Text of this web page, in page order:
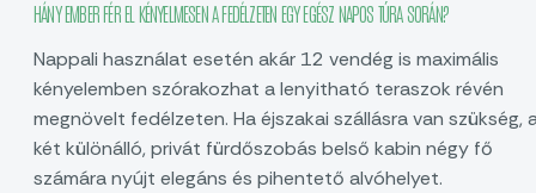
HÁNY EMBER FÉR EL KÉNYELMESEN A FEDÉLZETEN EGY EGÉSZ NAPOS TÚRA SORÁN?
Nappali használat esetén akár 12 vendég is maximális
kényelemben szórakozhat a lenyitható teraszok révén
megnövelt fedélzeten. Ha éjszakai szállásra van szükség,
két különálló, privát fürdőszobás belső kabin négy fő
számára nyújt elegáns és pihentető alvóhelyet.